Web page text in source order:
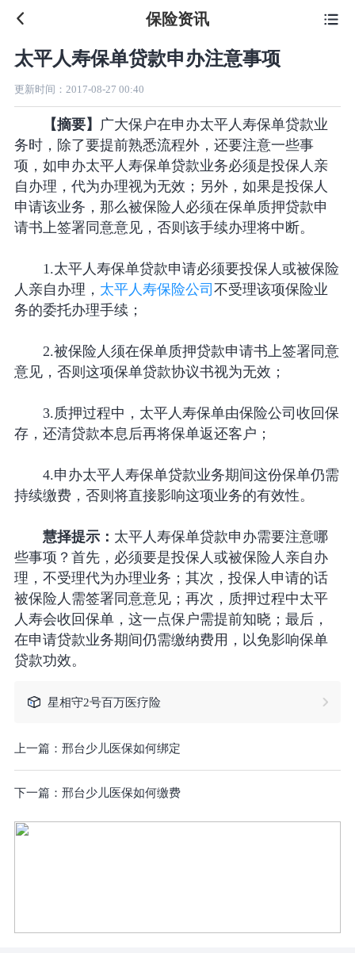
 保险资讯
太平人寿保单贷款申办注意事项
更新时间： 2017-08-27 00:40
【摘要】
广大保户在申办太平人寿保单贷款业
务时，除了要提前熟悉流程外，还要注意一些事
项，如申办太平人寿保单贷款业务必须是投保人亲
自办理，代为办理视为无效；另外，如果是投保人
申请该业务，那么被保险人必须在保单质押贷款申
请书上签署同意意见，否则该手续办理将中断。
1.太平人寿保单贷款申请必须要投保人或被保险
人亲自办理， 太平人寿保险公司 不受理该项保险业
务的委托办理手续；
2.被保险人须在保单质押贷款申请书上签署同意
意见，否则这项保单贷款协议书视为无效；
3.质押过程中，太平人寿保单由保险公司收回保
存，还清贷款本息后再将保单返还客户；
4.申办太平人寿保单贷款业务期间这份保单仍需
持续缴费，否则将直接影响这项业务的有效性。
慧择提示： 太平人寿保单贷款申办需要注意哪
些事项？首先，必须要是投保人或被保险人亲自办
理，不受理代为办理业务；其次，投保人申请的话
被保险人需签署同意意见；再次，质押过程中太平
人寿会收回保单，这一点保户需提前知晓；最后，
在申请贷款业务期间仍需缴纳费用，以免影响保单
贷款功效。
星相守2号百万医疗险
上一篇： 邢台少儿医保如何绑定
下一篇： 邢台少儿医保如何缴费